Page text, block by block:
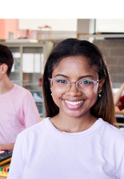
de excelência.